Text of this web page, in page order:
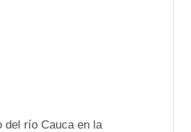
del río Cauca en la